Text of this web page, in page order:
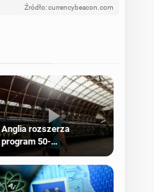
Źródło: currencybeacon.com
Anglia rozszerza
program 50-
procentowych zniżek
kolejowych na 18-latków